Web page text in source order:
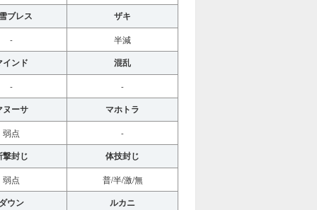
ブレス ザキ
- 半減
インド 混乱
- -
ヌーサ マホトラ
弱点 -
撃封じ 体技封じ
弱点 普/半/激/無
ダウン ルカニ